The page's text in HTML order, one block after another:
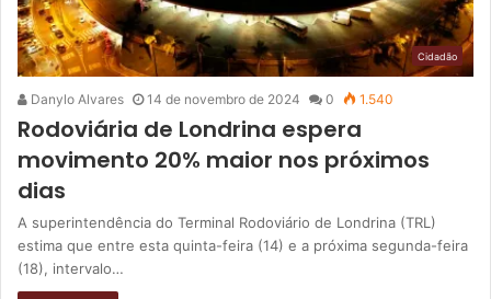
Cidadão
Danylo Alvares 14 de novembro de 2024 0 1.540
Rodoviária de Londrina espera
movimento 20% maior nos próximos
dias
A superintendência do Terminal Rodoviário de Londrina (TRL)
estima que entre esta quinta-feira (14) e a próxima segunda-feira
(18), intervalo…